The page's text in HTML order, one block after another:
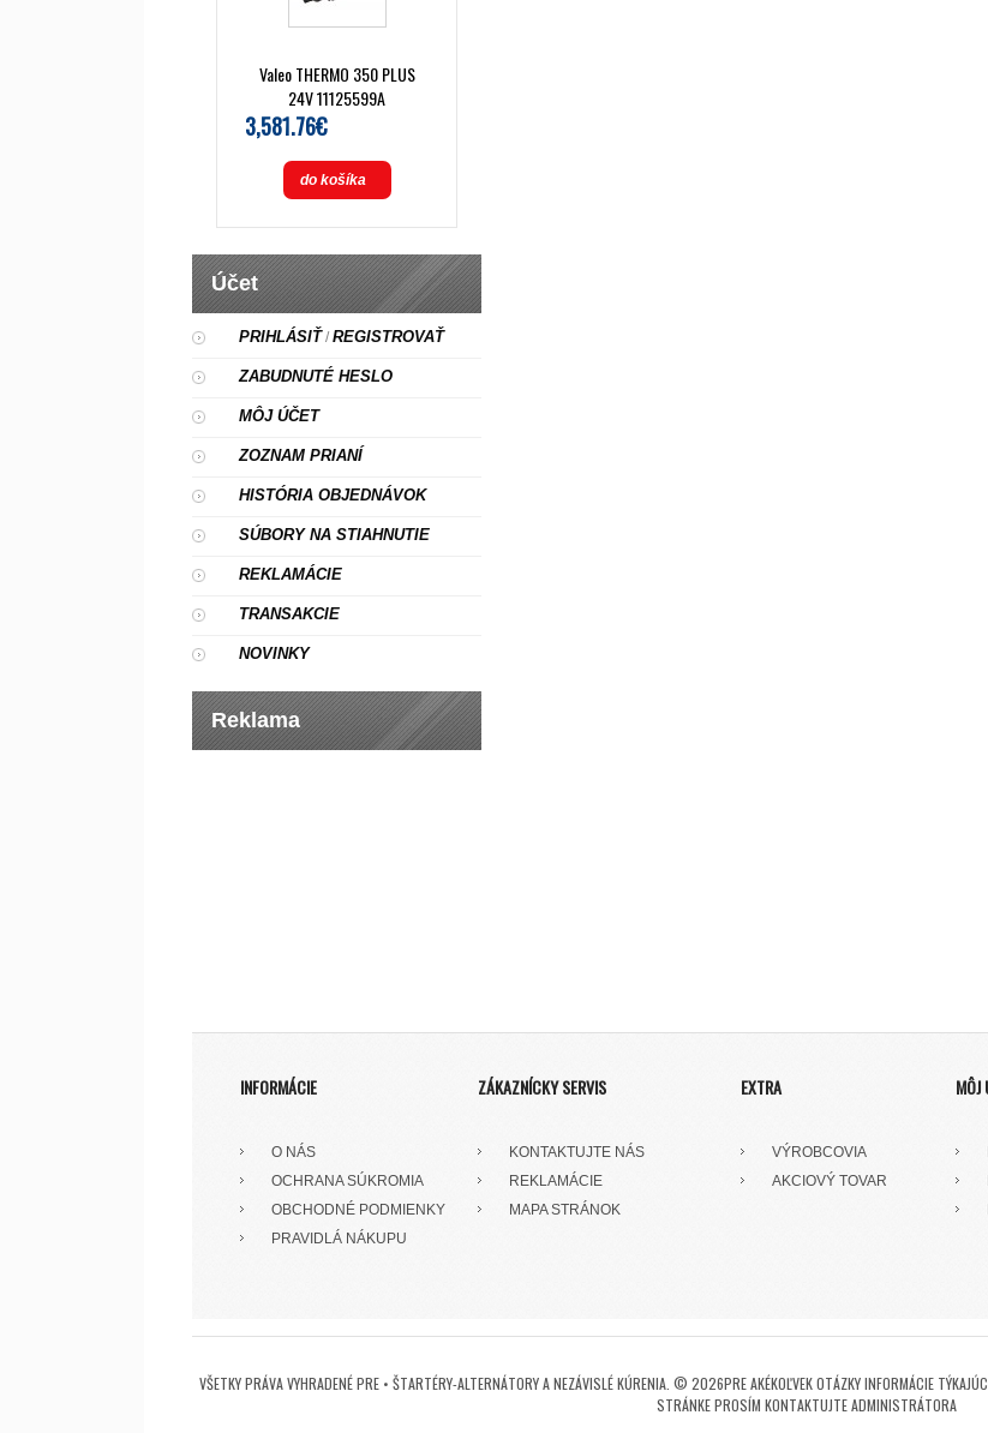
Valeo THERMO 350 PLUS
24V 11125599A
3,581.76€
do košíka
Účet
PRIHLÁSIŤ/REGISTROVAŤ
ZABUDNUTÉ HESLO
MÔJ ÚČET
ZOZNAM PRIANÍ
HISTÓRIA OBJEDNÁVOK
SÚBORY NA STIAHNUTIE
REKLAMÁCIE
TRANSAKCIE
NOVINKY
Reklama
INFORMÁCIE
O NÁS
OCHRANA SÚKROMIA
OBCHODNÉ PODMIENKY
PRAVIDLÁ NÁKUPU
ZÁKAZNÍCKY SERVIS
KONTAKTUJTE NÁS
REKLAMÁCIE
MAPA STRÁNOK
EXTRA
VÝROBCOVIA
AKCIOVÝ TOVAR
MÔJ
VŠETKY PRÁVA VYHRADENÉ PRE • ŠTARTÉRY-ALTERNÁTORY A NEZÁVISLÉ KÚRENIA. © 2026PRE AKÉKOĽVEK OTÁZKY INFORMÁCIE
STRÁNKE PROSÍM KONTAKTUJTE ADMINISTRÁTORA